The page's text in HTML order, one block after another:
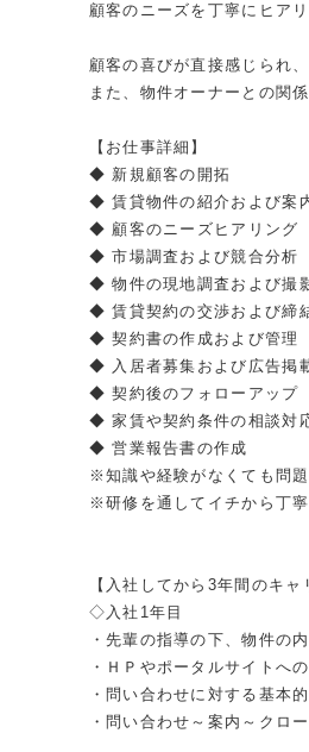
顧客のニーズを丁寧にヒア
顧客の喜びが直接感じられ
また、物件オーナーとの関
【お仕事詳細】
◆ 新規顧客の開拓
◆ 賃貸物件の紹介および案
◆ 顧客のニーズヒアリング
◆ 市場調査および競合分析
◆ 物件の現地調査および撮
◆ 賃貸契約の交渉および締
◆ 契約書の作成および管理
◆ 入居者募集および広告掲
◆ 契約後のフォローアップ
◆ 家賃や契約条件の相談対
◆ 営業報告書の作成
※知識や経験がなくても問題
※研修を通してイチから丁寧
【入社してから3年間のキャ
◇入社1年目
・先輩の指導の下、物件の
・ＨＰやポータルサイトへ
・問い合わせに対する基本
・問い合わせ～案内～クロ